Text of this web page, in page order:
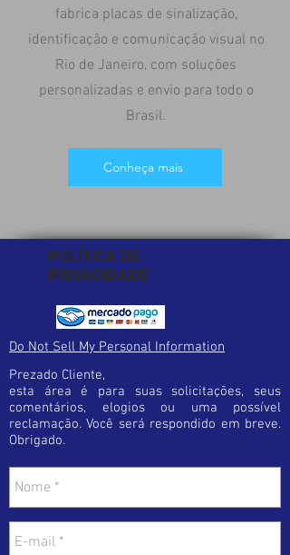
fabrica placas de sinalização,
identificação e comunicação visual no
Rio de Janeiro, com soluções
personalizadas e envio para todo o
Brasil.
Conheça mais
POLÍTICA DE
PRIVACIDADE
Do Not Sell My Personal Information
Prezado Cliente,
esta área é para suas solicitações, seus
comentários, elogios ou uma possível
reclamação. Você será respondido em breve.
Obrigado.